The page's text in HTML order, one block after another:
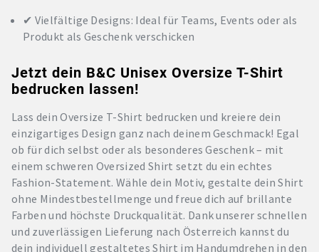
✔ Vielfältige Designs: Ideal für Teams, Events oder als
Produkt als Geschenk verschicken
Jetzt dein B&C Unisex Oversize T-Shirt
bedrucken lassen!
Lass dein Oversize T-Shirt bedrucken und kreiere dein
einzigartiges Design ganz nach deinem Geschmack! Egal
ob für dich selbst oder als besonderes Geschenk – mit
einem schweren Oversized Shirt setzt du ein echtes
Fashion-Statement. Wähle dein Motiv, gestalte dein Shirt
ohne Mindestbestellmenge und freue dich auf brillante
Farben und höchste Druckqualität. Dank unserer schnellen
und zuverlässigen Lieferung nach Österreich kannst du
dein individuell gestaltetes Shirt im Handumdrehen in den